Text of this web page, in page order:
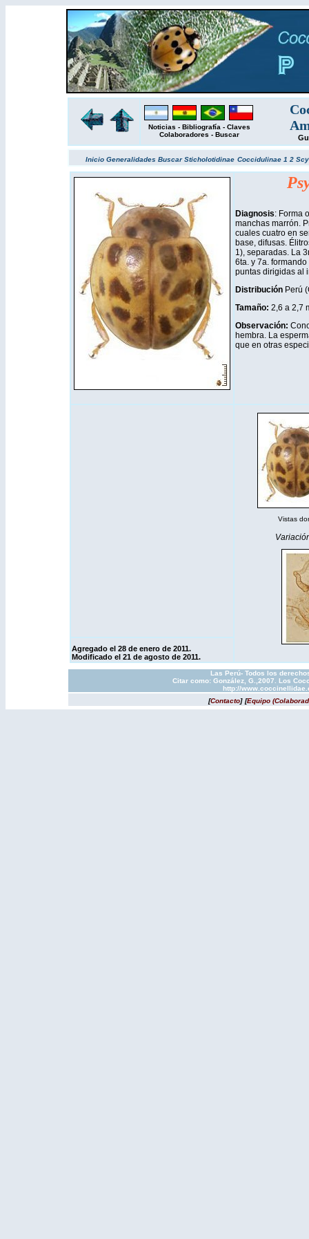
Noticias - Bibliografía - Claves
Colaboradores - Buscar
Inicio Generalidades BuscarSticholotidinae Coccidulinae 1 2
Diagnosis: Forma
manchas marrón.
cuales cuatro en
base, difusas.
1), separadas. La
6ta. y 7a.
puntas dirigidas al
Distribución Perú
Tamaño: 2,6 a 2,7
Observación:
hembra. La
que en otras
Vistas
Agregado el 28 de enero de 2011.
Modificado el 21 de agosto de 2011.
Las Perú- Todos los
Citar como: González, G.,2007. Los
http://
[Contacto] [Equipo